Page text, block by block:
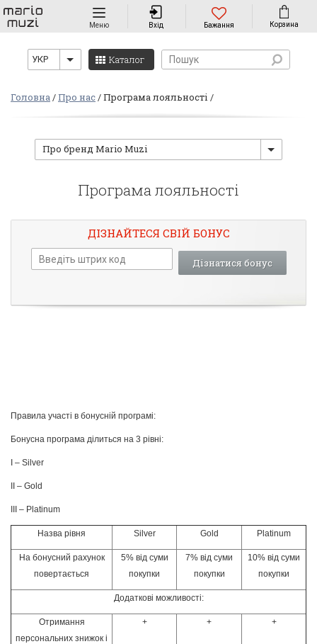
Навігація
Меню Вхід Бажання Корзина
УКР Каталог
Головна Про нас Програма лояльності
Про бренд Mario Muzi
Програма лояльності
ДІЗНАЙТЕСЯ СВІЙ БОНУС
Правила участі в бонусній програмі:
Бонусна програма ділиться на 3 рівні:
І – Silver
ІІ – Gold
ІІІ – Platinum
Назва рівня Silver Gold Platinum
На бонусний рахунок
повертається
5% від суми
покупки
7% від суми
покупки
10% від суми
покупки
Додаткові можливості:
Отримання
персональних знижок і
+ + +